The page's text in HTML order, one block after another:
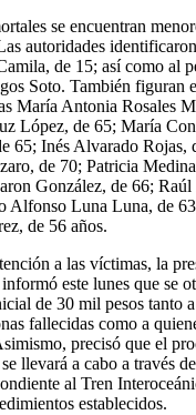
se encuentran
autoridades
de 15; así como al
Soto. También figuran
María Antonia Rosales
López, de 65; María
65; Inés Alvarado Rojas,
de 70; Patricia
González, de 66;
Alfonso Luna Luna, de
de 56 años.
a las víctimas, la
este lunes que se
de 30 mil pesos tanto
fallecidas como a
precisó que el
llevará a cabo a través
al Tren
establecidos.